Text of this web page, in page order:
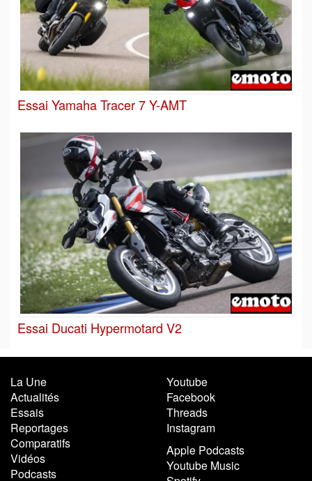
Essai Yamaha Tracer 7 Y-AMT
Essai Ducati Hypermotard V2
La Une
Actualités
Essais
Reportages
Comparatifs
Vidéos
Podcasts
Youtube
Facebook
Threads
Instagram
Apple Podcasts
Youtube Music